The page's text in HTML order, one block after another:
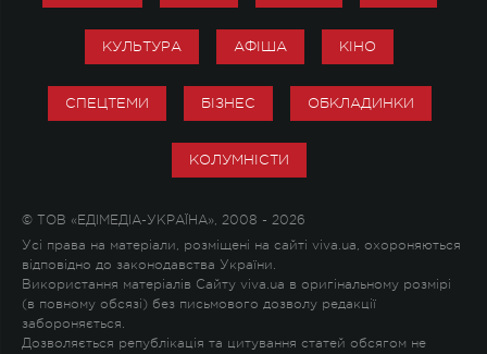
КУЛЬТУРА АФІША КІНО
СПЕЦТЕМИ БІЗНЕС ОБКЛАДИНКИ
КОЛУМНІСТИ
© ТОВ «ЕДІМЕДІА-УКРАЇНА», 2008 - 2026
Усі права на матеріали, розміщені на сайті viva.ua, охороняються
відповідно до законодавства України.
Використання матеріалів Сайту viva.ua в оригінальному розмірі
(в повному обсязі) без письмового дозволу редакції
забороняється.
Дозволяється републікація та цитування статей обсягом не